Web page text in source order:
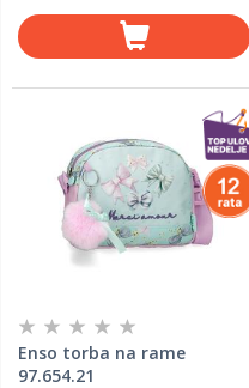
Enso torba na rame
97.654.21